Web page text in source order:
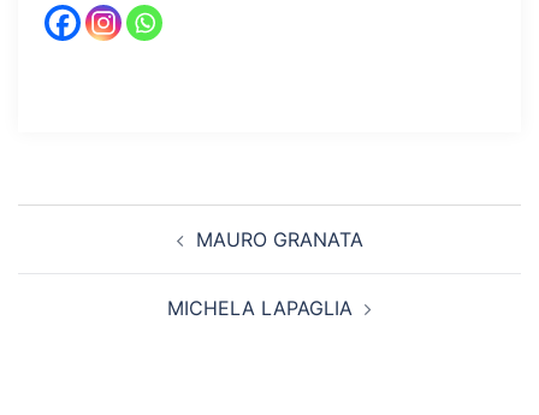
MAURO GRANATA
MICHELA LAPAGLIA